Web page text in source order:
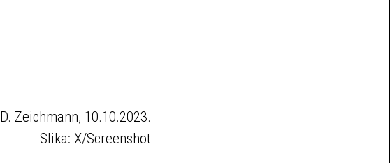
D. Zeichmann, 10.10.2023.
Slika: X/Screenshot